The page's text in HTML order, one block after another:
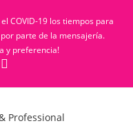
COVID-19 los tiempos para
parte de la mensajería.
y preferencia!